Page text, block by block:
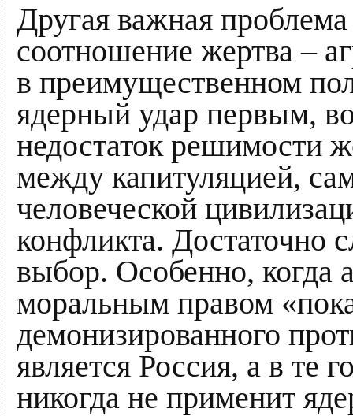
Другая важная
соотношение жертва –
в преимущественном
ядерный удар первым,
недостаток решимости
между капитуляцией,
человеческой
конфликта. Достаточно
выбор. Особенно, когда
моральным правом
демонизированного
является Россия, а в те
никогда не применит